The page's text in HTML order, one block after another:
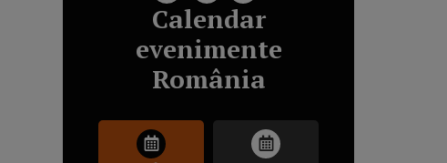
Calendar
evenimente
România